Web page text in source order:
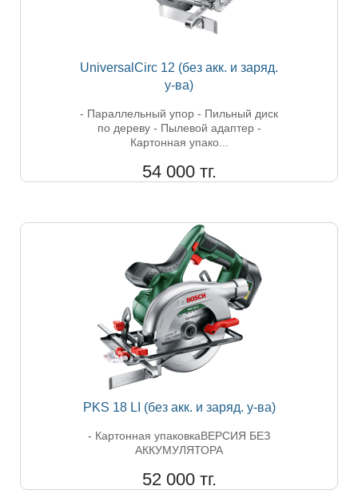
UniversalCirc 12 (без акк. и заряд.
у-ва)
- Параллельный упор - Пильный диск
по дереву - Пылевой адаптер -
Картонная упако...
54 000 тг.
PKS 18 LI (без акк. и заряд. у-ва)
- Картонная упаковкаВЕРСИЯ БЕЗ
АККУМУЛЯТОРА
52 000 тг.